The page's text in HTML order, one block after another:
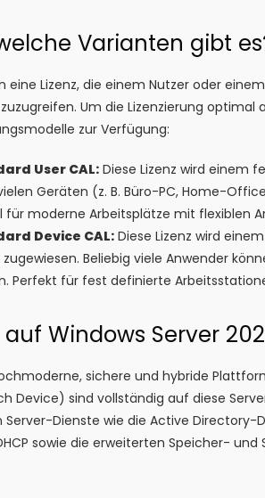
Varianten gibt
eine Lizenz, die einem Nutzer oder
Um die Lizenzierung
zur Verfügung:
User CAL:Diese Lizenz wird einem
Geräten (z. B. Büro-PC, Home-
für moderne Arbeitsplätze mit flexiblen
Device CAL:Diese Lizenz wird
Beliebig viele Anwender
Perfekt für fest definierte
Windows Server
sichere und hybride
Device) sind vollständig auf diese
Dienste wie die Active Directory-
sowie die erweiterten Speicher-